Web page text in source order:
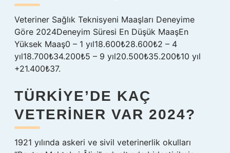
Veteriner Sağlık Teknisyeni Maaşları Deneyime
Göre 2024Deneyim Süresi En Düşük MaaşEn
Yüksek Maaş0 – 1 yıl18.600₺28.600₺2 – 4
yıl18.700₺34.200₺5 – 9 yıl20.500₺35.200₺10 yıl
+21.400₺37.
TÜRKIYE’DE KAÇ
VETERINER VAR 2024?
1921 yılında askeri ve sivil veterinerlik okulları